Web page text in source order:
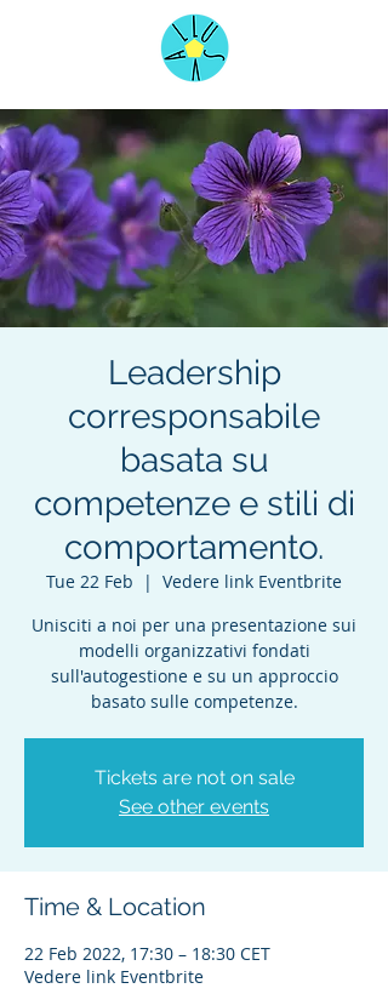
Leadership
corresponsabile
basata su
competenze e stili di
comportamento.
Tue 22 Feb
  |
Vedere link Eventbrite
Unisciti a noi per una presentazione sui
modelli organizzativi fondati
sull'autogestione e su un approccio
basato sulle competenze.
Tickets are not on sale
See other events
Time & Location
22 Feb 2022, 17:30 – 18:30 CET
Vedere link Eventbrite